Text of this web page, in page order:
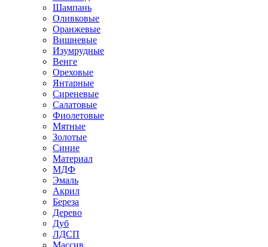
Шампань
Оливковые
Оранжевые
Вишневые
Изумрудные
Венге
Ореховые
Янтарные
Сиреневые
Салатовые
Фиолетовые
Мятные
Золотые
Синие
Материал
МДФ
Эмаль
Акрил
Береза
Дерево
Дуб
ЛДСП
Массив